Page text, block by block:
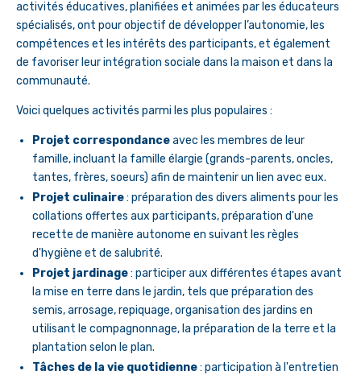
activités éducatives, planifiées et animées par les éducateurs
spécialisés, ont pour objectif de développer l’autonomie, les
compétences et les intérêts des participants, et également
de favoriser leur intégration sociale dans la maison et dans la
communauté.
Voici quelques activités parmi les plus populaires :
Projet correspondanceavec les membres de leur
famille, incluant la famille élargie (grands-parents, oncles,
tantes, frères, soeurs) afin de maintenir un lien avec eux.
Projet culinaire: préparation des divers aliments pour les
collations offertes aux participants, préparation d'une
recette de manière autonome en suivant les règles
d'hygiène et de salubrité.
Projet jardinage: participer aux différentes étapes avant
la mise en terre dans le jardin, tels que préparation des
semis, arrosage, repiquage, organisation des jardins en
utilisant le compagnonnage, la préparation de la terre et la
plantation selon le plan.
Tâches de la vie quotidienne: participation à l'entretien